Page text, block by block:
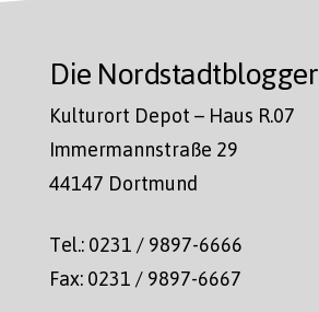
Die Nordstadtblogger
Kulturort Depot – Haus R.07
Immermannstraße 29
44147 Dortmund
Tel.: 0231 / 9897-6666
Fax: 0231 / 9897-6667